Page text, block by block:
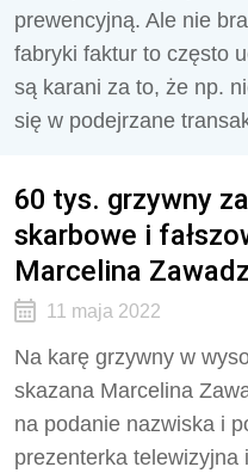
prewencyjną. Ale nie
fabryki faktur to często
są karani za to, że np.
się w podejrzane
60 tys. grzywny
skarbowe i
Marcelina
11 maja 2022
Na karę grzywny w
skazana Marcelina
na podanie nazwiska i
prezenterka telewizyjna